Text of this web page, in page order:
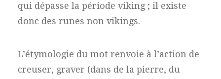
qui dépasse la période viking ; il existe
donc des runes non vikings.
L’étymologie du mot renvoie à l’action de
creuser, graver (dans de la pierre, du